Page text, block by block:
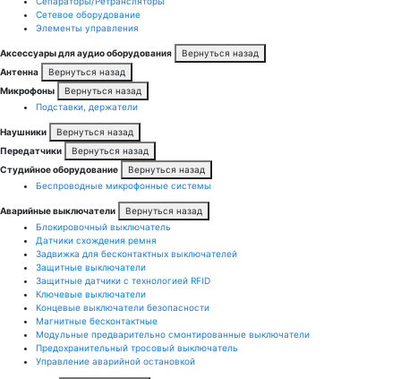
Сетевое оборудование
Элементы управления
Аксессуары для аудио оборудования
Вернуться назад
Антенна
Вернуться назад
Микрофоны
Вернуться назад
Подставки, держатели
Наушники
Вернуться назад
Передатчики
Вернуться назад
Студийное оборудование
Вернуться назад
Беспроводные микрофонные системы
Аварийные выключатели
Вернуться назад
Блокировочный выключатель
Датчики схождения ремня
Задвижка для бесконтактных выключателей
Защитные выключатели
Защитные датчики с технологией RFID
Ключевые выключатели
Концевые выключатели безопасности
Магнитные бесконтактные
Модульные предварительно смонтированные выключатели
Предохранительный тросовый выключатель
Управление аварийной остановкой